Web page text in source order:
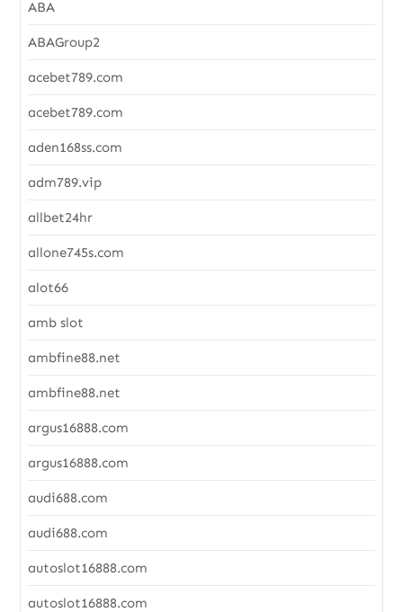
ABA
ABAGroup2
acebet789.com
acebet789.com
aden168ss.com
adm789.vip
allbet24hr
allone745s.com
alot66
amb slot
ambfine88.net
ambfine88.net
argus16888.com
argus16888.com
audi688.com
audi688.com
autoslot16888.com
autoslot16888.com